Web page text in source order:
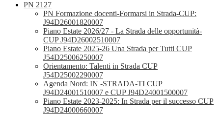
PN 2127
PN Formazione docenti-Formarsi in Strada-CUP:
J94D26001820007
Piano Estate 2026/27 - La Strada delle opportunità-
CUP J94D26002510007
Piano Estate 2025-26 Una Strada per Tutti CUP
J54D25006250007
Orientamento: Talenti in Strada CUP
J54D25002290007
Agenda Nord: IN -STRADA-TI CUP
J94D24001510007 e CUP J94D24001500007
Piano Estate 2023-2025: In Strada per il successo CUP
J94D24000660007